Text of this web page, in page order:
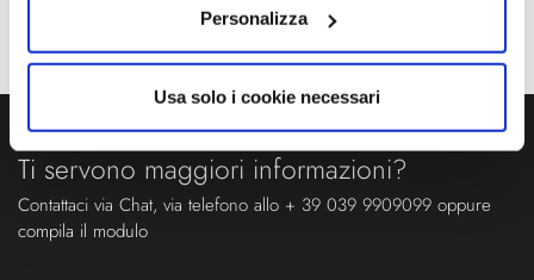
Personalizza
Usa solo i cookie necessari
Ti servono maggiori informazioni?
Contattaci via Chat, via telefono allo + 39 039 9909099 oppure
compila il modulo